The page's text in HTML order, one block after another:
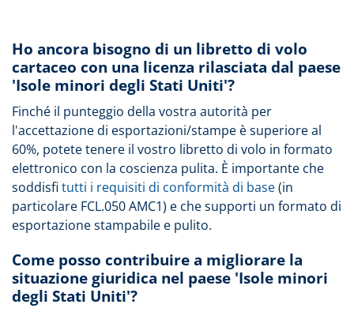
Ho ancora bisogno di un libretto di volo
cartaceo con una licenza rilasciata dal paese
'Isole minori degli Stati Uniti'?
Finché il punteggio della vostra autorità per
l'accettazione di esportazioni/stampe è superiore al
60%, potete tenere il vostro libretto di volo in formato
elettronico con la coscienza pulita. È importante che
soddisfi tutti i requisiti di conformità di base(in
particolare FCL.050 AMC1) e che supporti un formato di
esportazione stampabile e pulito.
Come posso contribuire a migliorare la
situazione giuridica nel paese 'Isole minori
degli Stati Uniti'?